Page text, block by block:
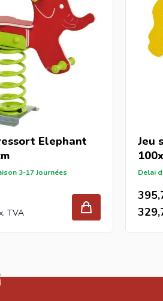
Elephant
3-17 Journées
Jeu
Delai